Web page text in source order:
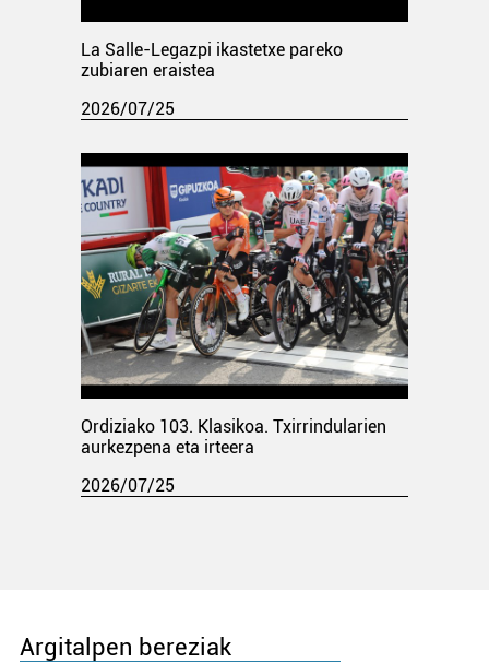
La Salle-Legazpi ikastetxe pareko
zubiaren eraistea
2026/07/25
Ordiziako 103. Klasikoa. Txirrindularien
aurkezpena eta irteera
2026/07/25
Argitalpen bereziak